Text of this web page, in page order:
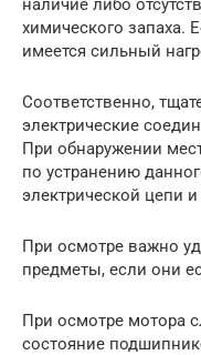
наличие либо
химического запаха.
имеется сильный
Соответственно,
электрические
При обнаружении
по устранению
электрической цепи
При осмотре важно
предметы, если они
При осмотре мотора
состояние